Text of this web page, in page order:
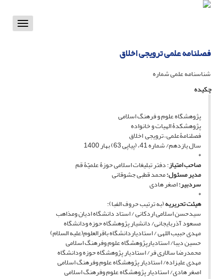
Toggle
فصلنامه علمی ترویجی اخلاق
شناسنامه علمی شماره
چکیده
پژوهشگاه علوم و فرهنگ اسلامی
پژوهشکدۀ الهیات و خانواده
فصلنامۀعلمی – ترویجی اخلاق
سال یازدهم/ شماره 41، (پیاپی 63) بهار 1400
*
صاحب امتیاز: دفتر تبلیغات اسلامی حوزۀ علمیّۀ قم
مدیر مسئول:محمد قطبی جشوقانی
سردبیر:اصغر هادی
*
هیئت تحریریه(به ترتیب حروف الفبا):
سیدحسن اسلامی اردکانی / استاد دانشگاه ادیان ومذاهب
مسعود آذربایجانی/ دانشیار پژوهشگاه حوزه ودانشگاه
مهدی حبیب اللهی / استادیاردانشگاه باقرالعلوم(علیه السلام)
حسین دیبا/ استادیارپژوهشگاه علوم وفرهنگ اسلامی
محمدرضا سالاری فر/ استادیار پژوهشگاه حوزه ودانشگاه
مهدی علیزاده/ استادیار پژوهشگاه علوم وفرهنگ اسلامی
اصغر هادی/ استادیار پژوهشگاه علوم وفرهنگ اسلامی